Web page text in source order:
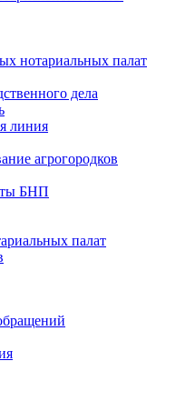
нотариальных палат
дела
линия
агрогородков
БНП
палат